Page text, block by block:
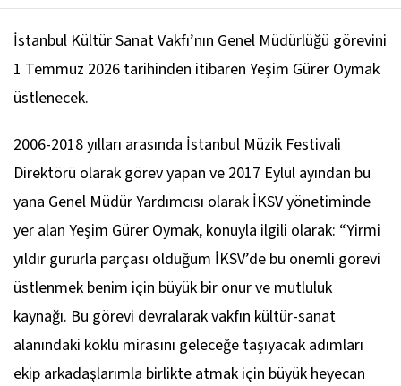
İstanbul Kültür Sanat Vakfı’nın Genel Müdürlüğü görevini
1 Temmuz 2026 tarihinden itibaren Yeşim Gürer Oymak
üstlenecek.
2006-2018 yılları arasında İstanbul Müzik Festivali
Direktörü olarak görev yapan ve 2017 Eylül ayından bu
yana Genel Müdür Yardımcısı olarak İKSV yönetiminde
yer alan Yeşim Gürer Oymak, konuyla ilgili olarak: “Yirmi
yıldır gururla parçası olduğum İKSV’de bu önemli görevi
üstlenmek benim için büyük bir onur ve mutluluk
kaynağı. Bu görevi devralarak vakfın kültür-sanat
alanındaki köklü mirasını geleceğe taşıyacak adımları
ekip arkadaşlarımla birlikte atmak için büyük heyecan